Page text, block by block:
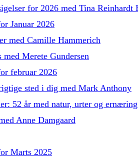
for 2026 med Tina Reinhardt
Januar 2026
med Camille Hammerich
Merete Gundersen
februar 2026
sted i dig med Mark Anthony
52 år med natur, urter og
Anne Damgaard
Marts 2025